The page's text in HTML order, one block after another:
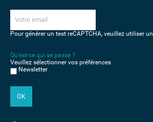
Pour générer un test reCAPTCHA, veuillez utiliser un
Qu'est-ce qui se passe ?
Veuillez sélectionner vos préférences
Newsletter